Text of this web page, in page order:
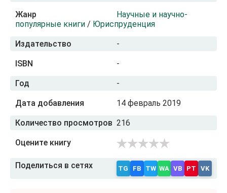
Жанр
Научные и научно-
популярные книги / Юриспруденция
Издательство -
ISBN -
Год -
Дата добавления 14 февраль 2019
Количество просмотров 216
Оцените книгу
Поделиться в сетях TG FB TW WA VB PT VK